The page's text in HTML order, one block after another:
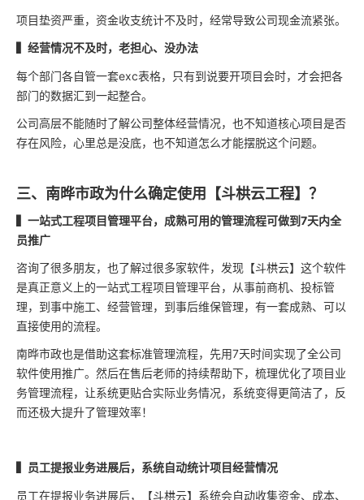
项目垫资严重，资金收支统计不及时，经常导致公司现金流紧张。
▍经营情况不及时，老担心、没办法
每个部门各自管一套exc表格，只有到说要开项目会时，才会把各
部门的数据汇到一起整合。
公司高层不能随时了解公司整体经营情况，也不知道核心项目是否
存在风险，心里总是没底，也不知道怎么才能摆脱这个问题。
三、南晔市政为什么确定使用【斗栱云工程】？
▍一站式工程项目管理平台，成熟可用的管理流程可做到7天内全
员推广
咨询了很多朋友，也了解过很多家软件，发现【斗栱云】这个软件
是真正意义上的一站式工程项目管理平台，从事前商机、投标管
理，到事中施工、经营管理，到事后维保管理，有一套成熟、可以
直接使用的流程。
南晔市政也是借助这套标准管理流程，先用7天时间实现了全公司
软件使用推广。然后在售后老师的持续帮助下，梳理优化了项目业
务管理流程，让系统更贴合实际业务情况，系统变得更简洁了，反
而还极大提升了管理效率！
▍员工提报业务进展后，系统自动统计项目经营情况
员工在提报业务进展后，【斗栱云】系统会自动收集资金、成本、